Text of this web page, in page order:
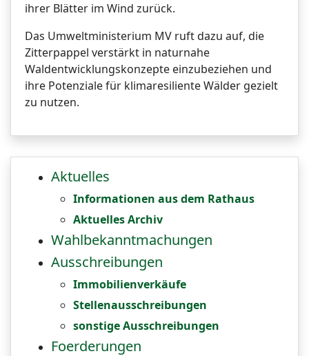
ihrer Blätter im Wind zurück.
Das Umweltministerium MV ruft dazu auf, die
Zitterpappel verstärkt in naturnahe
Waldentwicklungskonzepte einzubeziehen und
ihre Potenziale für klimaresiliente Wälder gezielt
zu nutzen.
Aktuelles
Informationen aus dem Rathaus
Aktuelles Archiv
Wahlbekanntmachungen
Ausschreibungen
Immobilienverkäufe
Stellenausschreibungen
sonstige Ausschreibungen
Foerderungen